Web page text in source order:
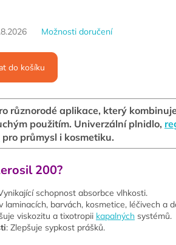
Možnosti doručení
do košíku
různorodé aplikace, který
použitím. Univerzální plnidlo,
pro průmysl i kosmetiku.
200?
schopnost absorbce vlhkosti.
laminacích, barvách, kosmetice, léčivech a
viskozitu a tixotropii kapalných systémů.
: Zlepšuje sypkost prášků.